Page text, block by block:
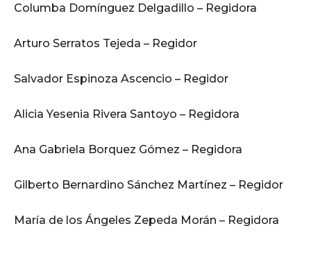
Columba Domínguez Delgadillo – Regidora
Arturo Serratos Tejeda – Regidor
Salvador Espinoza Ascencio – Regidor
Alicia Yesenia Rivera Santoyo – Regidora
Ana Gabriela Borquez Gómez – Regidora
Gilberto Bernardino Sánchez Martínez – Regidor
María de los Ángeles Zepeda Morán – Regidora